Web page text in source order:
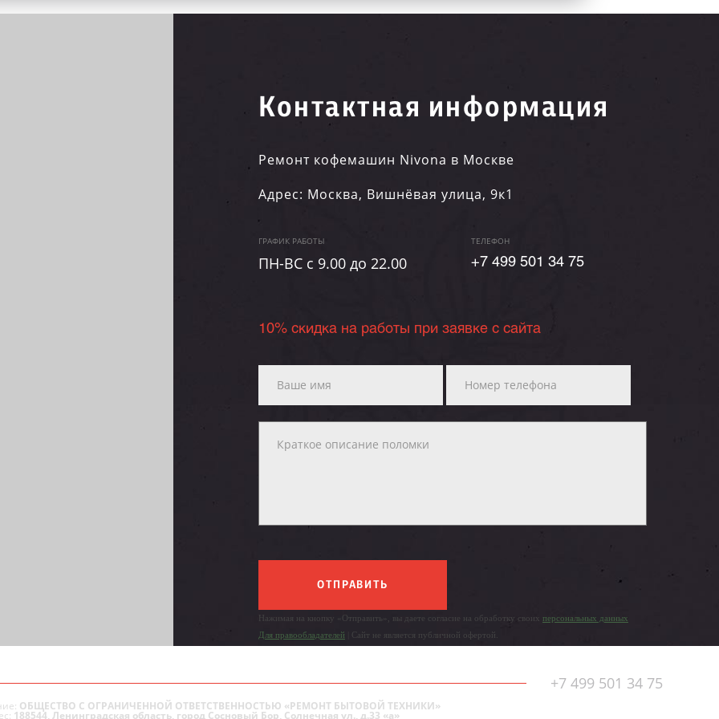
Контактная информация
Ремонт кофемашин Nivona в Москве
Адрес: Москва, Вишнёвая улица, 9к1
ГРАФИК РАБОТЫ
ПН-ВC c 9.00 до 22.00
ТЕЛЕФОН
+7 499 501 34 75
10% скидка на работы при заявке с сайта
ОТПРАВИТЬ
Нажимая на кнопку «Отправить», вы даете согласие на обработку своих персональных данных
Для правообладателей | Сайт не является публичной офертой.
+7 499 501 34 75
ОБЩЕСТВО С ОГРАНИЧЕННОЙ ОТВЕТСТВЕННОСТЬЮ «РЕМОНТ БЫТОВОЙ ТЕХНИКИ»
188544, Ленинградская область, город Сосновый Бор, Солнечная ул., д.33 «а»